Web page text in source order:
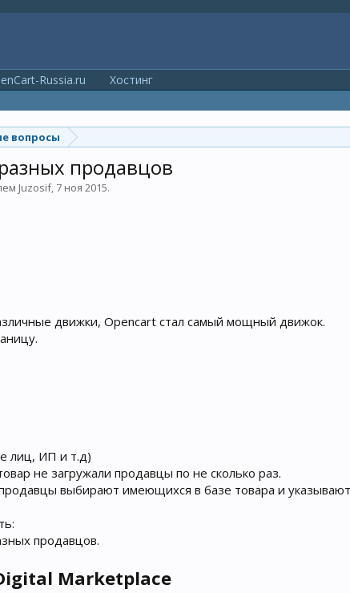
вопросы
продавцов
Juzosif,7 ноя 2015.
движки, Opencart стал самый мощный движок.
лиц, ИП и т.д)
не загружали продавцы по не сколько раз.
выбирают имеющихся в базе товара и
продавцов.
Marketplace
Russia.ru Хостинг